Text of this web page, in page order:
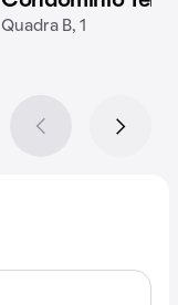
Quadra B, 1